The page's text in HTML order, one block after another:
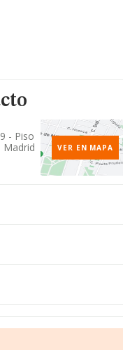
- Piso
Madrid
VER EN MAPA